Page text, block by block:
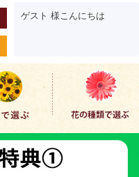
ゲスト 様こんにちは